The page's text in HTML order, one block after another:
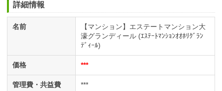
詳細情報
名前
【マンション】エステートマンション大
濠グランディール (ｴｽﾃｰﾄﾏﾝｼｮﾝｵｵﾎﾘｸﾞﾗﾝ
ﾃﾞｨｰﾙ)
価格 ***
管理費・共益費 ***